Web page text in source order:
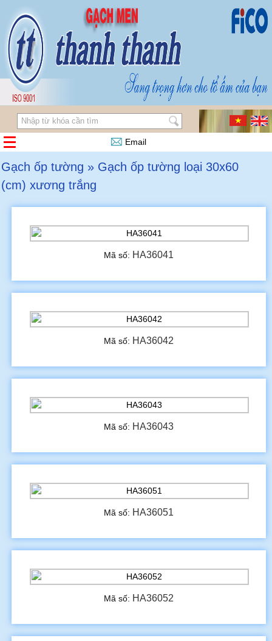
Email
Gạch ốp tường » Gạch ốp tường loại 30x60
(cm) xương trắng
Mã số: HA36041
Mã số: HA36042
Mã số: HA36043
Mã số: HA36051
Mã số: HA36052